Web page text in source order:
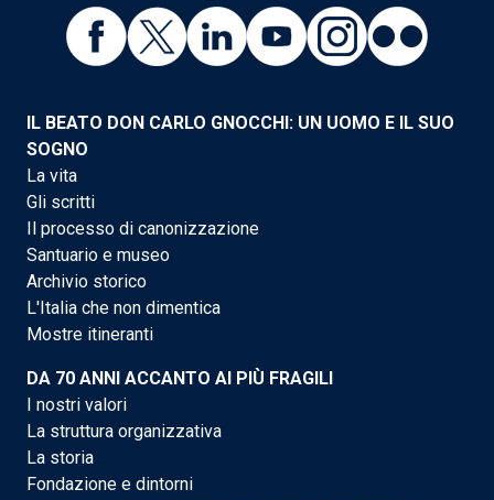
IL BEATO DON CARLO GNOCCHI: UN UOMO E IL SUO
SOGNO
La vita
Gli scritti
Il processo di canonizzazione
Santuario e museo
Archivio storico
L'Italia che non dimentica
Mostre itineranti
DA 70 ANNI ACCANTO AI PIÙ FRAGILI
I nostri valori
La struttura organizzativa
La storia
Fondazione e dintorni